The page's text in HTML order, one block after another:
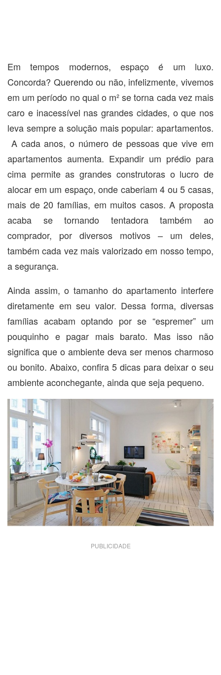
Em tempos modernos, espaço é um luxo.
Concorda? Querendo ou não, infelizmente, vivemos
em um período no qual o m² se torna cada vez mais
caro e inacessível nas grandes cidades, o que nos
leva sempre a solução mais popular: apartamentos.
A cada anos, o número de pessoas que vive em
apartamentos aumenta. Expandir um prédio para
cima permite as grandes construtoras o lucro de
alocar em um espaço, onde caberiam 4 ou 5 casas,
mais de 20 famílias, em muitos casos. A proposta
acaba se tornando tentadora também ao
comprador, por diversos motivos – um deles,
também cada vez mais valorizado em nosso tempo,
a segurança.
Ainda assim, o tamanho do apartamento interfere
diretamente em seu valor. Dessa forma, diversas
famílias acabam optando por se “espremer” um
pouquinho e pagar mais barato. Mas isso não
significa que o ambiente deva ser menos charmoso
ou bonito. Abaixo, confira 5 dicas para deixar o seu
ambiente aconchegante, ainda que seja pequeno.
PUBLICIDADE